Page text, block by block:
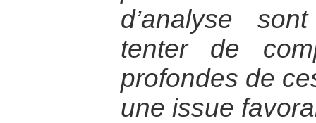
d’analyse
tenter de
profondes de
une issue